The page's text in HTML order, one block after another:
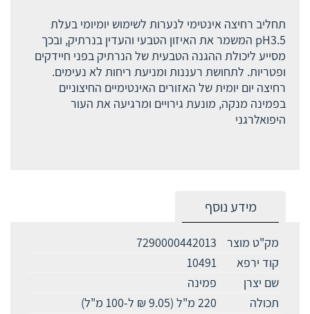
תחליב רחיצה אינטימי לנערות לשימוש יומיומי בעלת
pH3.5 המשמר את האיזון הטבעי והעדין בנרתיק, ובכך
מסייע ליכולת ההגנה הטבעית של הנרתיק בפני חיידקים
ופטריות. לתחושת רעננות ומניעת ריחות לא נעימים.
רחיצה יום יומית של האזורים האינטימיים החיצוניים
בפמינה מנקה, מונעת גירויים ומרגיעה את העור
היפואלרגני
מידע נוסף
מק"ט מוצר
7290000442013
קוד ירפא
10491
שם יצרן
פמינה
תכולה
220 מ"ל (9.05 ₪ ל-100 מ"ל)